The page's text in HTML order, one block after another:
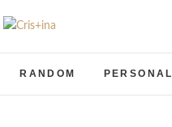
RANDOM PERSONAL